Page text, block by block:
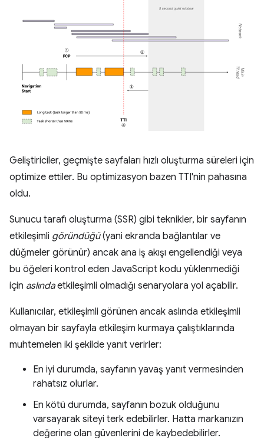
Geliştiriciler, geçmişte sayfaları hızlı oluşturma süreleri için
optimize ettiler. Bu optimizasyon bazen TTI'nin pahasına
oldu.
Sunucu tarafı oluşturma (SSR) gibi teknikler, bir sayfanın
etkileşimli göründüğü(yani ekranda bağlantılar ve
düğmeler görünür) ancak ana iş akışı engellendiği veya
bu öğeleri kontrol eden JavaScript kodu yüklenmediği
için aslındaetkileşimli olmadığı senaryolara yol açabilir.
Kullanıcılar, etkileşimli görünen ancak aslında etkileşimli
olmayan bir sayfayla etkileşim kurmaya çalıştıklarında
muhtemelen iki şekilde yanıt verirler:
En iyi durumda, sayfanın yavaş yanıt vermesinden
rahatsız olurlar.
En kötü durumda, sayfanın bozuk olduğunu
varsayarak siteyi terk edebilirler. Hatta markanızın
değerine olan güvenlerini de kaybedebilirler.